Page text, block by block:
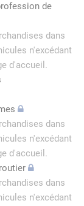
de
dans
n'excédant
d'accueil.
dans
n'excédant
d'accueil.
dans
n'excédant